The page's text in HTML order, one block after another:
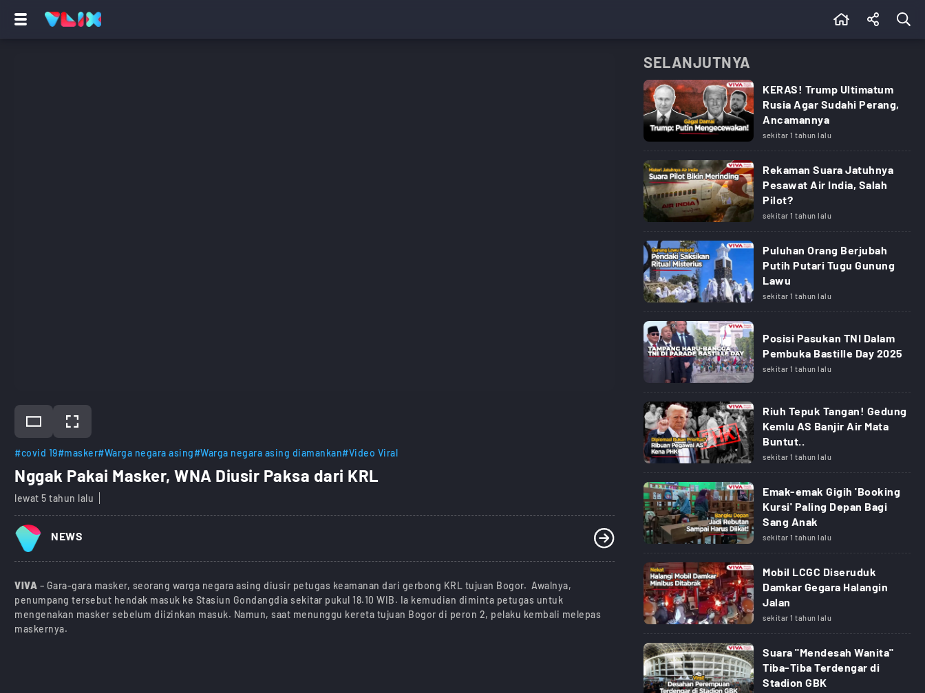
#covid 19#masker#Warga negara asing#Warga negara asing diamankan#Video Viral
Nggak Pakai Masker, WNA Diusir Paksa dari KRL
lewat 5 tahun lalu
NEWS
VIVA – Gara-gara masker, seorang warga negara asing diusir petugas keamanan dari gerbong KRL tujuan Bogor. Awalnya,
penumpang tersebut hendak masuk ke Stasiun Gondangdia sekitar pukul 18.10 WIB. Ia kemudian diminta petugas untuk
mengenakan masker sebelum diizinkan masuk. Namun, saat menunggu kereta tujuan Bogor di peron 2, pelaku kembali melepas
maskernya.
SELANJUTNYA
KERAS! Trump Ultimatum
Rusia Agar Sudahi Perang,
Ancamannya
sekitar 1 tahun lalu
Rekaman Suara Jatuhnya
Pesawat Air India, Salah
Pilot?
sekitar 1 tahun lalu
Puluhan Orang Berjubah
Putih Putari Tugu Gunung
Lawu
sekitar 1 tahun lalu
Posisi Pasukan TNI Dalam
Pembuka Bastille Day 2025
sekitar 1 tahun lalu
Riuh Tepuk Tangan! Gedung
Kemlu AS Banjir Air Mata
Buntut..
sekitar 1 tahun lalu
Emak-emak Gigih 'Booking
Kursi' Paling Depan Bagi
Sang Anak
sekitar 1 tahun lalu
Mobil LCGC Diseruduk
Damkar Gegara Halangin
Jalan
sekitar 1 tahun lalu
Suara "Mendesah Wanita"
Tiba-Tiba Terdengar di
Stadion GBK